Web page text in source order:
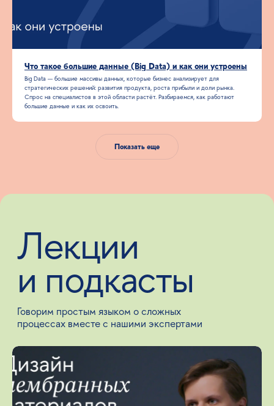
Что такое большие данные (Big Data) и как они устроены
Big Data — большие массивы данных, которые бизнес анализирует для
стратегических решений: развития продукта, роста прибыли и доли рынка.
Спрос на специалистов в этой области растёт. Разбираемся, как работают
большие данные и как их освоить.
Показать еще